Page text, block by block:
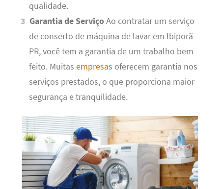
qualidade.
Garantia de ServiçoAo contratar um serviço
de conserto de máquina de lavar em Ibiporã
PR, você tem a garantia de um trabalho bem
feito. Muitas empresas oferecem garantia nos
serviços prestados, o que proporciona maior
segurança e tranquilidade.